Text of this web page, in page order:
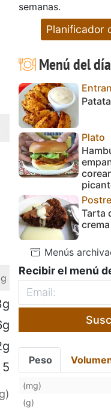
5
semanas.
Planificador
Menú del día
Plato
Postre
Tarta
Menús
Recibir el menú
Peso
(mg)
(g)